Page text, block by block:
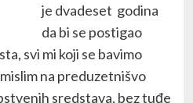
je dvadeset godina
da bi se postigao
svi mi koji se bavimo
na preduzetnišvo
sredstava, bez tuđe